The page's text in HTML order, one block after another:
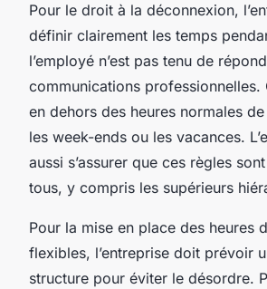
Pour le droit à la déconnexion,
définir clairement les temps
l’employé n’est pas tenu de
communications professionnelles.
en dehors des heures normales
les week-ends ou les vacances.
aussi s’assurer que ces règles
tous, y compris les supérieurs
Pour la mise en place des heures
flexibles, l’entreprise doit prévoir
structure pour éviter le désordre.